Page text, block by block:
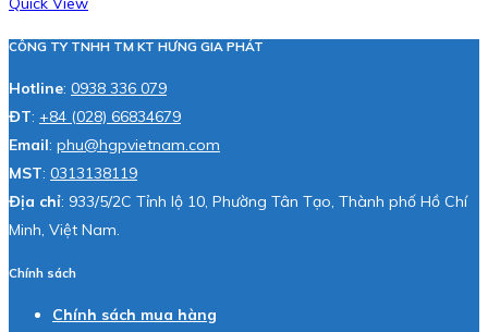
CÔNG TY TNHH TM KT HƯNG GIA PHÁT
Hotline: 0938 336 079
ĐT: +84 (028) 66834679
Email: phu@hgpvietnam.com
MST: 0313138119
Địa chỉ: 933/5/2C Tỉnh lộ 10, Phường Tân Tạo, Thành phố Hồ Chí
Minh, Việt Nam.
Chính sách
Chính sách mua hàng